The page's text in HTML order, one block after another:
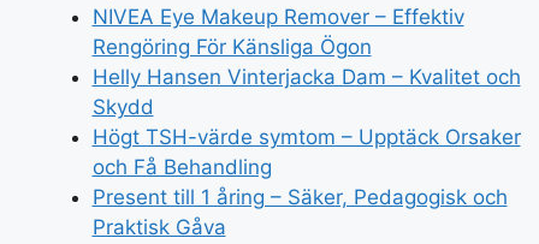
NIVEA Eye Makeup Remover – Effektiv
Rengöring För Känsliga Ögon
Helly Hansen Vinterjacka Dam – Kvalitet och
Skydd
Högt TSH-värde symtom – Upptäck Orsaker
och Få Behandling
Present till 1 åring – Säker, Pedagogisk och
Praktisk Gåva